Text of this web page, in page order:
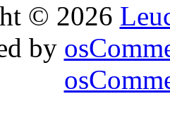
© 2026
by